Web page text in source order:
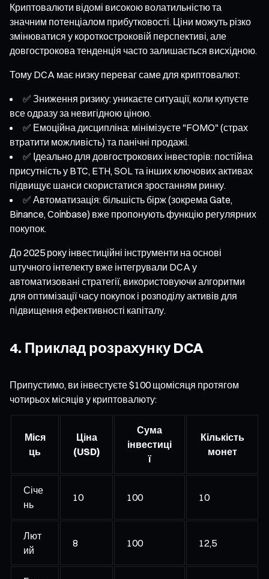
Криптовалюти відомі високою волатильністю та
значним потенціалом прибутковості. Ціни можуть різко
змінюватися у короткостроковій перспективі, але
довгострокова тенденція часто залишається висхідною.
Тому DCA має низку переваг саме для криптовалют:
✅ Зниження ризику: уникаєте ситуації, коли купуєте
все одразу за невигідною ціною.
✅ Емоційна дисципліна: мінімізуєте "FOMO" (страх
втратити можливість) та панічні продажі.
✅ Ідеально для довгострокових інвесторів: постійна
присутність у BTC, ETH, SOL та інших ключових активах
підвищує шанси скористатися зростанням ринку.
✅ Автоматизація: більшість бірж (зокрема Gate,
Binance, Coinbase) вже пропонують функцію регулярних
покупок.
До 2025 року інвестиційні інструменти на основі
штучного інтелекту вже інтегрували DCA у
автоматизовані стратегії, використовуючи алгоритми
для оптимізації часу покупок і розподілу активів для
підвищення ефективності капіталу.
4. Приклад розрахунку DCA
Припустимо, ви інвестуєте $100 щомісяця протягом
чотирьох місяців у криптовалюту:
Міся
ць
Ціна
(USD)
Сума
інвестиці
ї
Кількість
монет
Січе
нь
10 100 10
Лют
ий
8 100 12,5